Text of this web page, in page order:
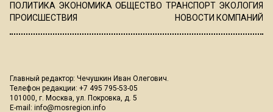
ПОЛИТИКА ЭКОНОМИКА ОБЩЕСТВО ТРАНСПОРТ ЭКОЛОГИЯ
ПРОИСШЕСТВИЯ
НОВОСТИ КОМПАНИЙ
Главный редактор: Чечушкин Иван Олегович.
Телефон редакции: +7 495 795-53-05
101000, г. Москва, ул. Покровка, д. 5
E-mail: info@mosregion.info